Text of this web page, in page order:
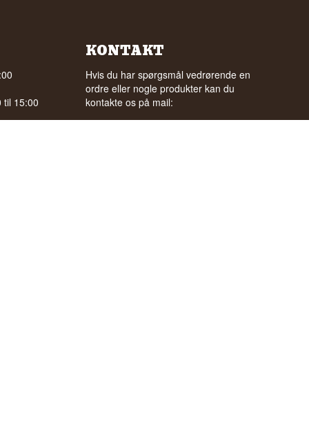
til 15:00
KONTAKT
Hvis du har spørgsmål vedrørende en
ordre eller nogle produkter kan du
kontakte os på mail:
ordre@whisky.dk